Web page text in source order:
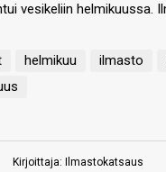
vesikeliin helmikuussa.
helmikuu ilmasto
Kirjoittaja: Ilmastokatsaus